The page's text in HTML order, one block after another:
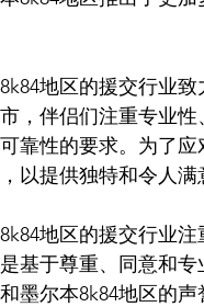
地区的援交行业
，伴侣们注重专业
靠性的要求。为了
以提供独特和令人
地区的援交行业
基于尊重、同意和
墨尔本8k84地区的